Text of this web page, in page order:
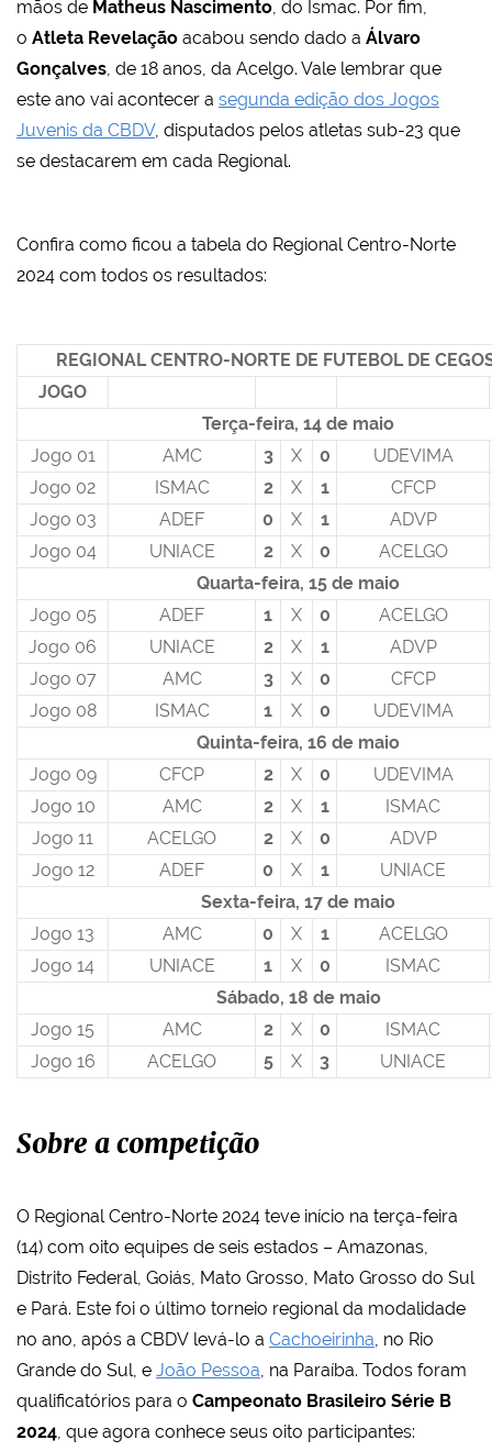
mãos de Matheus Nascimento, do Ismac. Por fim,
o Atleta Revelação acabou sendo dado a Álvaro
Gonçalves, de 18 anos, da Acelgo. Vale lembrar que
este ano vai acontecer a segunda edição dos Jogos
Juvenis da CBDV, disputados pelos atletas sub-23 que
se destacarem em cada Regional.
Confira como ficou a tabela do Regional Centro-Norte
2024 com todos os resultados:
REGIONAL CENTRO-NORTE DE FUTEBOL DE
JOGO
Terça-feira, 14 de maio
Jogo 01
AMC 3 X 0
UDEVIMA
Jogo 02
ISMAC 2 X 1
CFCP
Jogo 03
ADEF 0 X 1
ADVP
Jogo 04
UNIACE 2 X 0
ACELGO
Quarta-feira, 15 de maio
Jogo 05
ADEF 1 X 0
ACELGO
Jogo 06
UNIACE 2 X 1
ADVP
Jogo 07
AMC 3 X 0
CFCP
Jogo 08
ISMAC 1 X 0
UDEVIMA
Quinta-feira, 16 de maio
Jogo 09
CFCP 2 X 0
UDEVIMA
Jogo 10
AMC 2 X 1
ISMAC
Jogo 11
ACELGO 2 X 0
ADVP
Jogo 12
ADEF 0 X 1
UNIACE
Sexta-feira, 17 de maio
Jogo 13
AMC 0 X 1
ACELGO
Jogo 14
UNIACE 1 X 0
ISMAC
Sábado, 18 de maio
Jogo 15
AMC 2 X 0
ISMAC
Jogo 16
ACELGO 5 X 3 UNIACE
Sobre a competição
O Regional Centro-Norte 2024 teve início na terça-feira
(14) com oito equipes de seis estados – Amazonas,
Distrito Federal, Goiás, Mato Grosso, Mato Grosso do Sul
e Pará. Este foi o último torneio regional da modalidade
no ano, após a CBDV levá-lo a Cachoeirinha, no Rio
Grande do Sul, e João Pessoa, na Paraíba. Todos foram
qualificatórios para o Campeonato Brasileiro Série B
2024, que agora conhece seus oito participantes: